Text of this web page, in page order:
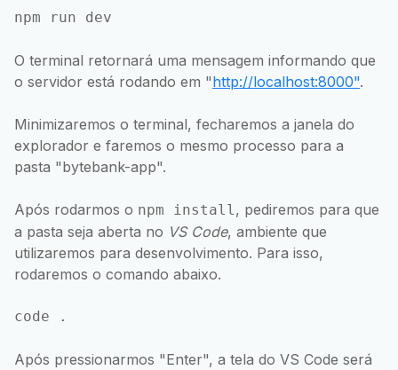
npm run dev
O terminal retornará uma mensagem informando que
o servidor está rodando em "http://localhost:8000".
Minimizaremos o terminal, fecharemos a janela do
explorador e faremos o mesmo processo para a
pasta "bytebank-app".
Após rodarmos o npm install , pediremos para que
a pasta seja aberta no VS Code, ambiente que
utilizaremos para desenvolvimento. Para isso,
rodaremos o comando abaixo.
code .
Após pressionarmos "Enter", a tela do VS Code será